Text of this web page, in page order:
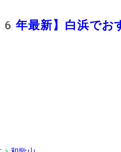
最新】白浜でお